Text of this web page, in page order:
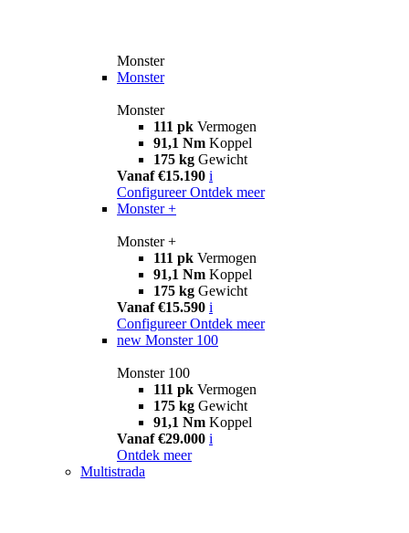
Monster
Monster
Monster
111 pk Vermogen
91,1 Nm Koppel
175 kg Gewicht
Vanaf €15.190 i
Configureer Ontdek meer
Monster +
Monster +
111 pk Vermogen
91,1 Nm Koppel
175 kg Gewicht
Vanaf €15.590 i
Configureer Ontdek meer
new Monster 100
Monster 100
111 pk Vermogen
175 kg Gewicht
91,1 Nm Koppel
Vanaf €29.000 i
Ontdek meer
Multistrada